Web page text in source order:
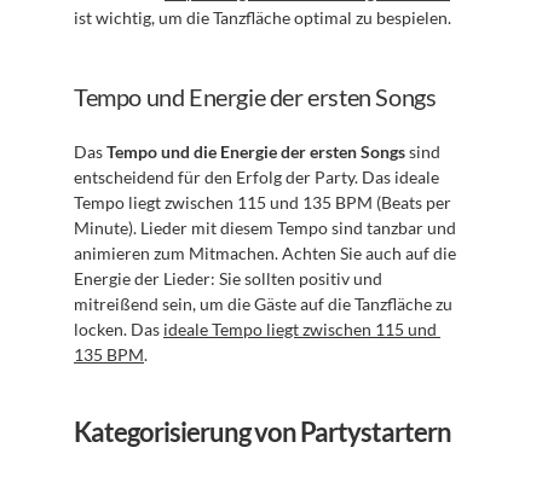
ist wichtig, um die Tanzfläche optimal zu bespielen.
Tempo und Energie der ersten Songs
Das Tempo und die Energie der ersten Songs sind
entscheidend für den Erfolg der Party. Das ideale
Tempo liegt zwischen 115 und 135 BPM (Beats per
Minute). Lieder mit diesem Tempo sind tanzbar und
animieren zum Mitmachen. Achten Sie auch auf die
Energie der Lieder: Sie sollten positiv und
mitreißend sein, um die Gäste auf die Tanzfläche zu
locken. Das ideale Tempo liegt zwischen 115 und
135 BPM.
Kategorisierung von Partystartern